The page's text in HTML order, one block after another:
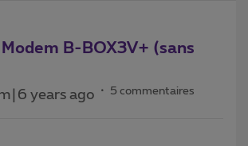
B-BOX3V+ (sans
years ago 5 commentaires